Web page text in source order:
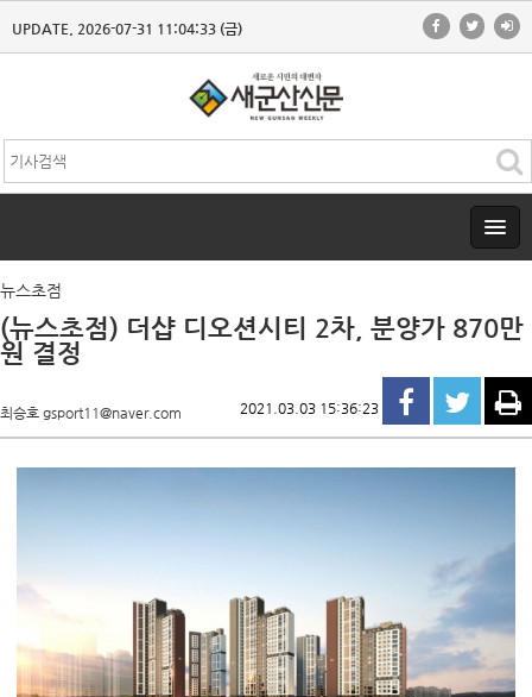
UPDATE. 2026-07-31 11:04:33 (금)
뉴스초점
(뉴스초점) 더샵 디오션시티 2차, 분양가 870만
원 결정
최승호 gsport11@naver.com 2021.03.03 15:36:23